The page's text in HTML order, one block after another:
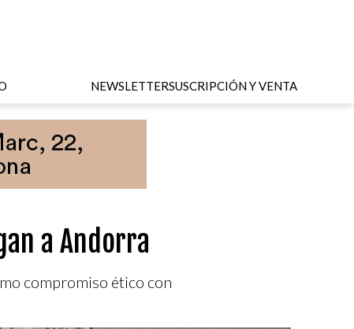
NEWSLETTERSUSCRIPCIÓN Y VENTA
a Andorra
compromiso ético con